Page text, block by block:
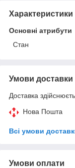
Характеристики
Основні атрибути
Стан
Умови доставки
Доставка
Нова Пошта
Всі умови
Умови оплати